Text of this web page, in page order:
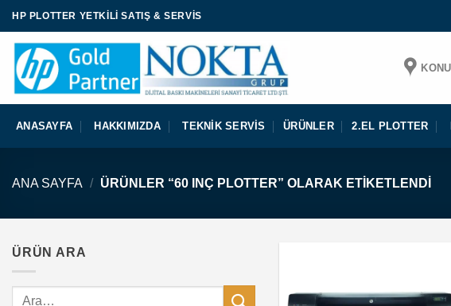
İçeriğe
atla
HP PLOTTER YETKILI SATIŞ & SERVIS
ANASAYFA HAKKIMIZDA TEKNIK SERVIS ÜRÜNLER 2.EL PLOTTER
ANA SAYFA / ÜRÜNLER “60 INÇ PLOTTER” OLARAK ETIKETLENDI
ÜRÜN ARA
Ara: